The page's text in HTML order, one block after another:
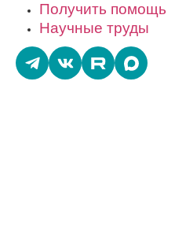
Получить помощь
Научные труды